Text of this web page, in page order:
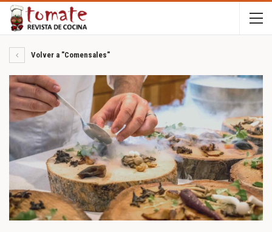
Volver a "Comensales"